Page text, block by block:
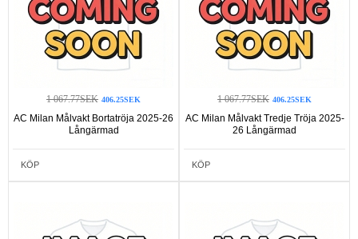
1 067.77SEK 406.25SEK
AC Milan Målvakt Bortatröja 2025-26
Långärmad
KÖP
1 067.77SEK 406.25SEK
AC Milan Målvakt Tredje Tröja 2025-
26 Långärmad
KÖP